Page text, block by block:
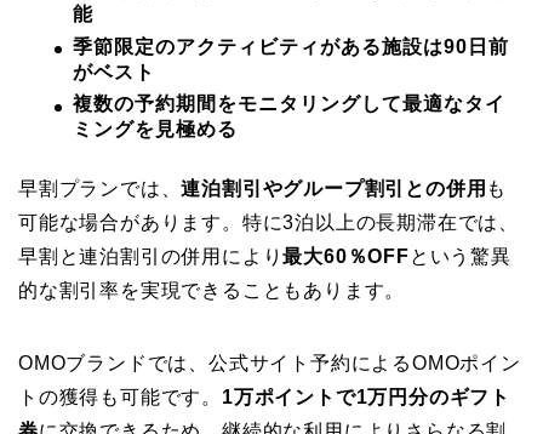
能
季節限定のアクティビティがある施設は90日前
がベスト
複数の予約期間をモニタリングして最適なタイ
ミングを見極める
早割プランでは、連泊割引やグループ割引との併用 も
可能な場合があります。特に3泊以上の長期滞在では、
早割と連泊割引の併用により最大60％OFFという驚異
的な割引率を実現できることもあります。
OMOブランドでは、公式サイト予約によるOMOポイン
トの獲得も可能です。 1万ポイントで1万円分のギフト